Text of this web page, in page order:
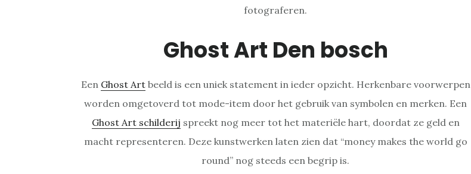
fotograferen.
Ghost Art Den bosch
Een Ghost Artbeeld is een uniek statement in ieder opzicht. Herkenbare voorwerpen
worden omgetoverd tot mode-item door het gebruik van symbolen en merken. Een
Ghost Art schilderij spreekt nog meer tot het materiële hart, doordat ze geld en
macht representeren. Deze kunstwerken laten zien dat “money makes the world go
round” nog steeds een begrip is.